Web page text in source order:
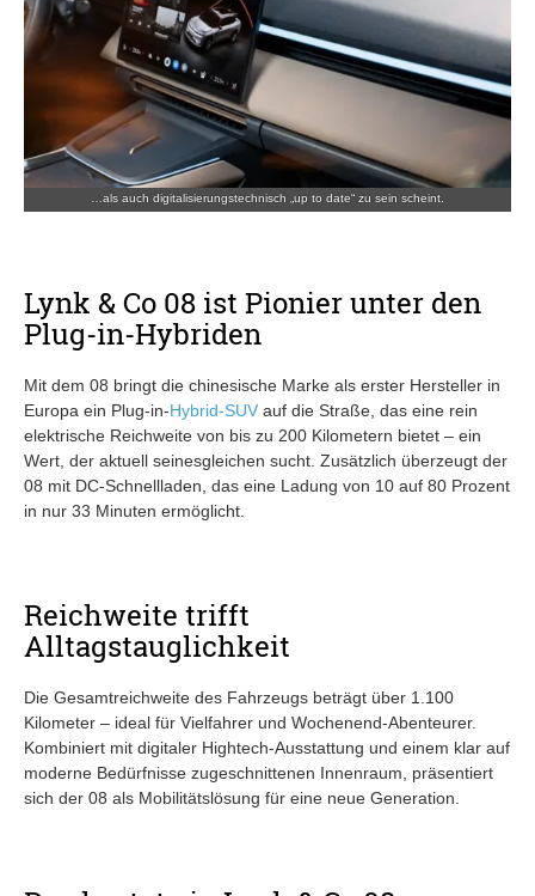
…als auch digitalisierungstechnisch „up to date“ zu sein scheint.
Lynk & Co 08 ist Pionier unter den
Plug-in-Hybriden
Mit dem 08 bringt die chinesische Marke als erster Hersteller in
Europa ein Plug-in-Hybrid-SUV auf die Straße, das eine rein
elektrische Reichweite von bis zu 200 Kilometern bietet – ein
Wert, der aktuell seinesgleichen sucht. Zusätzlich überzeugt der
08 mit DC-Schnellladen, das eine Ladung von 10 auf 80 Prozent
in nur 33 Minuten ermöglicht.
Reichweite trifft
Alltagstauglichkeit
Die Gesamtreichweite des Fahrzeugs beträgt über 1.100
Kilometer – ideal für Vielfahrer und Wochenend-Abenteurer.
Kombiniert mit digitaler Hightech-Ausstattung und einem klar auf
moderne Bedürfnisse zugeschnittenen Innenraum, präsentiert
sich der 08 als Mobilitätslösung für eine neue Generation.